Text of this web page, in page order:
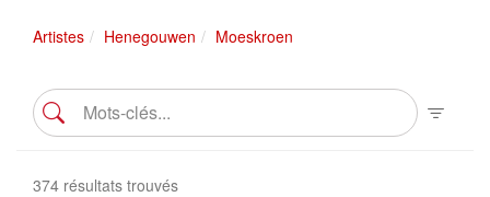
Artistes Henegouwen Moeskroen
374 résultats trouvés